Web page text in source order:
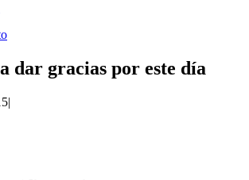
dar gracias por este día
|